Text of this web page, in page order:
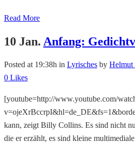
Read More
10 Jan. Anfang:
Posted at 19:38h in Lyrisches by Helmut
0 Likes
[youtube=http://www.youtube.com/
kann, zeigt Billy Collins. Es sind nicht
die er erzählt, es sind kleine